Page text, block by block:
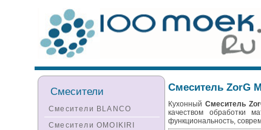
Смеситель ZorG
КухонныйСмеситель
качеством обработки
функциональность,
Смесители
Смесители BLANCO
Смесители OMOIKIRI